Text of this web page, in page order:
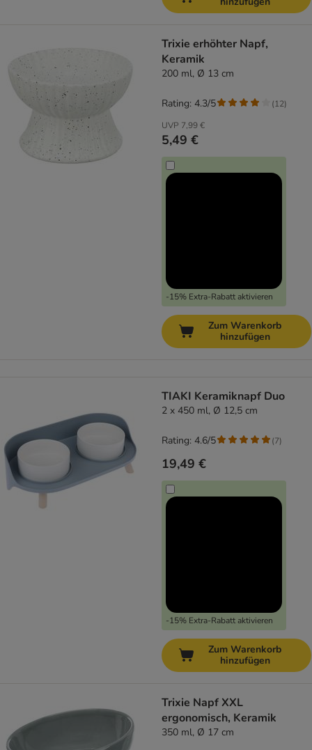
Trixie erhöhter Napf,
Keramik
200 ml, Ø 13 cm
UVP 7,99 €
5,49 €
-15% Extra-Rabatt aktivieren
Rating: 4.3/5 (12)
Zum Warenkorb
hinzufügen
TIAKI Keramiknapf Duo
2 x 450 ml, Ø 12,5 cm
19,49 €
-15% Extra-Rabatt aktivieren
Rating: 4.6/5 (7)
Zum Warenkorb
hinzufügen
Trixie Napf XXL
ergonomisch, Keramik
350 ml, Ø 17 cm